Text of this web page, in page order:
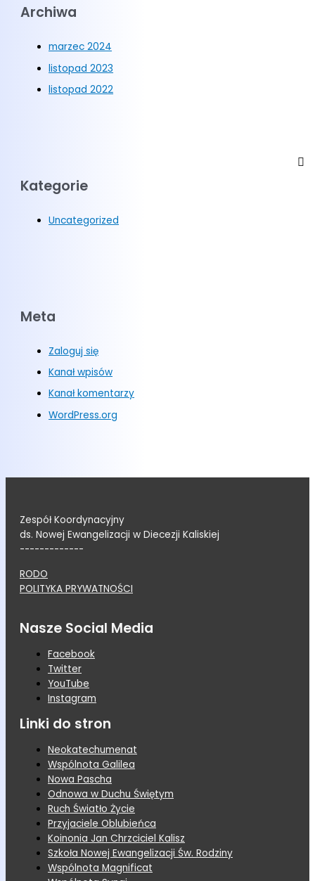
Archiwa
marzec 2024
listopad 2023
listopad 2022
Kategorie
Uncategorized
Meta
Zaloguj się
Kanał wpisów
Kanał komentarzy
WordPress.org
Zespół Koordynacyjny
ds. Nowej Ewangelizacji w Diecezji Kaliskiej
-------------
RODO
POLITYKA PRYWATNOŚCI
Nasze Social Media
Facebook
Twitter
YouTube
Instagram
Linki do stron
Neokatechumenat
Wspólnota Galilea
Nowa Pascha
Odnowa w Duchu Świętym
Ruch Światło Życie
Przyjaciele Oblubieńca
Koinonia Jan Chrzciciel Kalisz
Szkoła Nowej Ewangelizacji Św. Rodziny
Wspólnota Magnificat